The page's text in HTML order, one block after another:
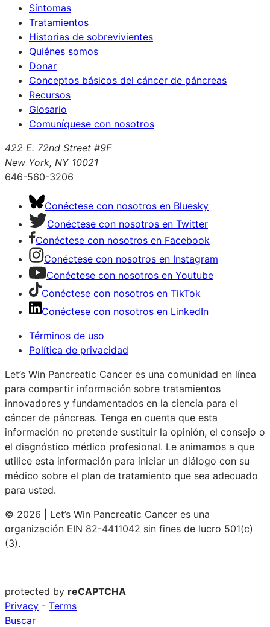
Síntomas
Tratamientos
Historias de sobrevivientes
Quiénes somos
Donar
Conceptos básicos del cáncer de páncreas
Recursos
Glosario
Comuníquese con nosotros
422 E. 72nd Street #9F
New York, NY 10021
646-560-3206
Conéctese con nosotros en Bluesky
Conéctese con nosotros en Twitter
Conéctese con nosotros en Facebook
Conéctese con nosotros en Instagram
Conéctese con nosotros en Youtube
Conéctese con nosotros en TikTok
Conéctese con nosotros en LinkedIn
Términos de uso
Política de privacidad
Let’s Win Pancreatic Cancer es una comunidad en línea
para compartir información sobre tratamientos
innovadores y fundamentados en la ciencia para el
cáncer de páncreas. Tenga en cuenta que esta
información no pretende sustituir la opinión, el consejo o
el diagnóstico médico profesional. Le animamos a que
utilice esta información para iniciar un diálogo con su
médico sobre el plan de tratamiento que sea adecuado
para usted.
© 2026 | Let’s Win Pancreatic Cancer es una
organización EIN 82-4411042 sin fines de lucro 501(c)
(3).
protected by reCAPTCHA
Privacy - Terms
Buscar